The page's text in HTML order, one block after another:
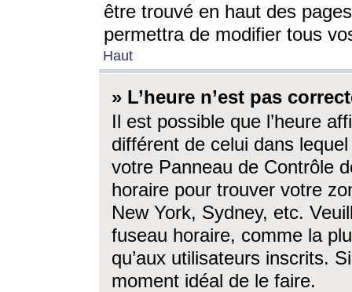
être trouvé en haut des
permettra de modifier tous
Haut
» L’heure n’est pas
Il est possible que l’heure
différent de celui dans
votre Panneau de Contrôle
horaire pour trouver votre
New York, Sydney, etc.
fuseau horaire, comme la
qu’aux utilisateurs inscrits.
moment idéal de le faire.